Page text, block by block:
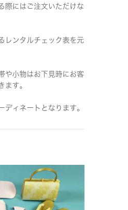
際にはご注文いただけな
レンタルチェック表を元
や小物はお下見時にお客
ます。
ィネートとなります。